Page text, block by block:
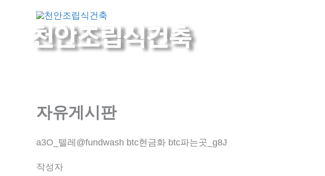
자유게시판
a3O_텔레@fundwash btc현금화 btc파는곳_g8J
작성자